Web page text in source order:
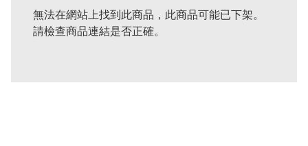
無法在網站上找到此商品，此商品可能已下架。
請檢查商品連結是否正確。